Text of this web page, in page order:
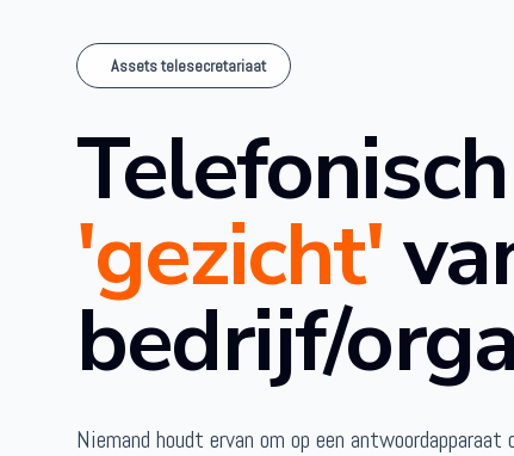
Assets telesecretariaat
'gezicht'
bedrijf/
Niemand houdt ervan om op een